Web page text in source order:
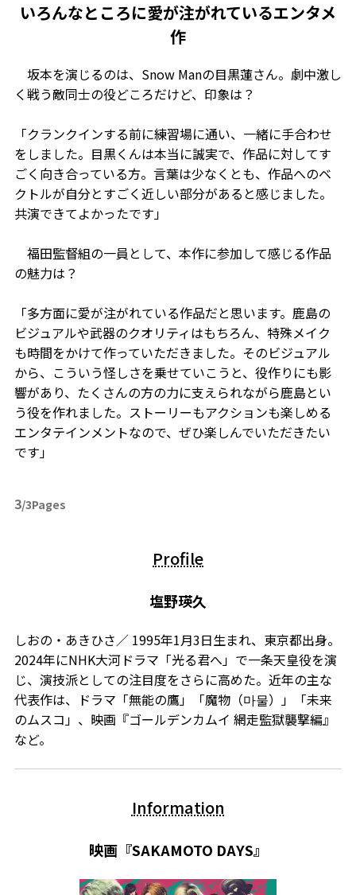
いろんなところに愛が注がれているエンタメ
作
坂本を演じるのは、Snow Manの目黒蓮さん。劇中激し
く戦う敵同士の役どころだけど、印象は？
「クランクインする前に練習場に通い、一緒に手合わせ
をしました。目黒くんは本当に誠実で、作品に対してす
ごく向き合っている方。言葉は少なくとも、作品へのベ
クトルが自分とすごく近しい部分があると感じました。
共演できてよかったです」
福田監督組の一員として、本作に参加して感じる作品
の魅力は？
「多方面に愛が注がれている作品だと思います。鹿島の
ビジュアルや武器のクオリティはもちろん、特殊メイク
も時間をかけて作っていただきました。そのビジュアル
から、こういう怪しさを乗せていこうと、役作りにも影
響があり、たくさんの方の力に支えられながら鹿島とい
う役を作れました。ストーリーもアクションも楽しめる
エンタテインメントなので、ぜひ楽しんでいただきたい
です」
3/3Pages
Profile
塩野瑛久
しおの・あきひさ／ 1995年1月3日生まれ、東京都出身。
2024年にNHK大河ドラマ「光る君へ」で一条天皇役を演
じ、演技派としての注目度をさらに高めた。近年の主な
代表作は、ドラマ「無能の鷹」「魔物（마물）」「未来
のムスコ」、映画『ゴールデンカムイ 網走監獄襲撃編』
など。
Information
映画『SAKAMOTO DAYS』